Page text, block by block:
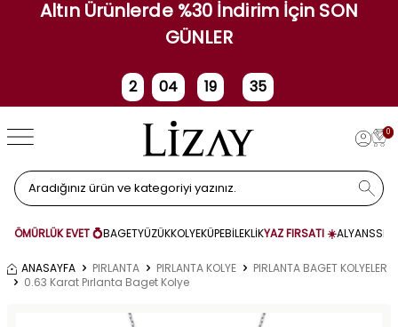
Altın Ürünlerde %30 İndirim İçin SON
GÜNLER
2
Gün
04
Saat
19 35
0
ÖMÜRLÜK EVET 💍BAGETYÜZÜKKOLYEKÜPEBİLEKLİKYAZ FIRSATI ☀️ALYANS
ANASAYFA PIRLANTA PIRLANTA KOLYE
PIRLANTA BAGET KOLYELER
0.63 Karat Pırlanta Baget Kolye